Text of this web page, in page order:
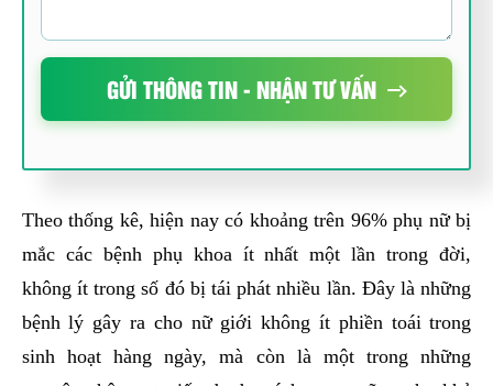
GỬI THÔNG TIN - NHẬN TƯ VẤN
Theo thống kê, hiện nay có khoảng trên 96% phụ nữ bị
mắc các bệnh phụ khoa ít nhất một lần trong đời,
không ít trong số đó bị tái phát nhiều lần. Đây là những
bệnh lý gây ra cho nữ giới không ít phiền toái trong
sinh hoạt hàng ngày, mà còn là một trong những